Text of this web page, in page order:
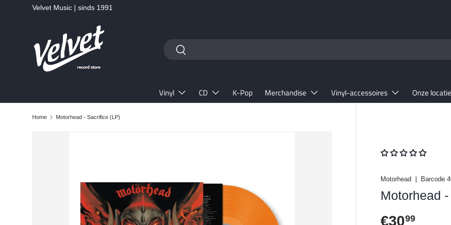
Velvet Music | sinds 1991
ZoekenZoeken
Vinyl CD K-Pop Merchandise Vinyl-accessoires Onze
Home Motorhead - Sacrifice (LP)
Motorhead Barcode
Motorhead
Reguliere
€3099